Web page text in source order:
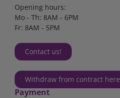
Opening hours:
Mo - Th: 8AM - 6PM
Fr: 8AM - 5PM
Contact us!
Withdraw from contract here
Payment